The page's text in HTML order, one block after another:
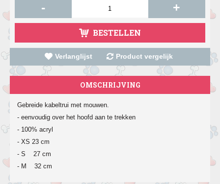
- +
BESTELLEN
Verlanglijst Product vergelijk
OMSCHRIJVING
Gebreide kabeltrui met mouwen.
- eenvoudig over het hoofd aan te trekken
- 100% acryl
- XS 23 cm
- S 27 cm
- M 32 cm